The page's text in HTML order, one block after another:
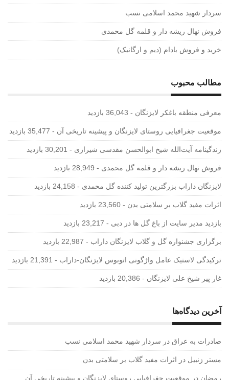
سردار شهید محمد اسلامی نسب
فروش نهال ریشه دار و قلمه گل محمدی
خرید و فروش بادام (دیم و ارگانیک)
مطالب محبوب
معرفی منطقه باغکر لایزنگان - 36,043 بازدید
موقعیت جغرافیایی روستای لایزنگان و پیشینه تاریخی آن - 35,477 بازدید
زندگینامه آیت‌الله شیخ ابوالحسن‌ مقدسی شیرازی‌ - 30,201 بازدید
فروش نهال ریشه دار و قلمه گل محمدی - 28,949 بازدید
لایزنگان داراب بزرگترین تولید کننده گل محمدی - 24,158 بازدید
اثرات مفید گلاب بر سلامتی بدن - 23,560 بازدید
بازدید مدیر سایت از باغ گل ها در دبی - 23,217 بازدید
برگزاری جشنواره گل و گلاب لایزنگان داراب - 22,987 بازدید
ترکیدگی لاستیک عامل واژگونی اتوبوس لایزنگان-داراب - 21,391 بازدید
غار پیر شیخ علی لایزنگان - 20,386 بازدید
آخرین دیدگاه‌ها
صادرات به عراق در سردار شهید محمد اسلامی نسب
مستر زنبیل در اثرات مفید گلاب بر سلامتی بدن
رمضان در موقعیت جغرافیایی روستای لایزنگان و پیشینه تاریخی آن